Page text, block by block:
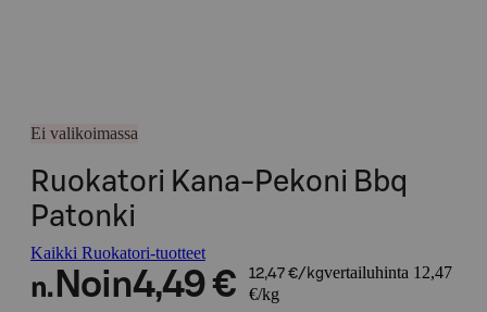
Ei valikoimassa
Ruokatori Kana-Pekoni Bbq
Patonki
Kaikki Ruokatori-tuotteet
n. Noin4,49 € 12,47 €/kgvertailuhinta 12,47
€/kg